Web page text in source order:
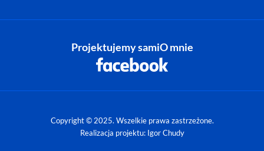
Projektujemy samiO mnie
Copyright © 2025. Wszelkie prawa zastrzeżone.
Realizacja projektu: Igor Chudy